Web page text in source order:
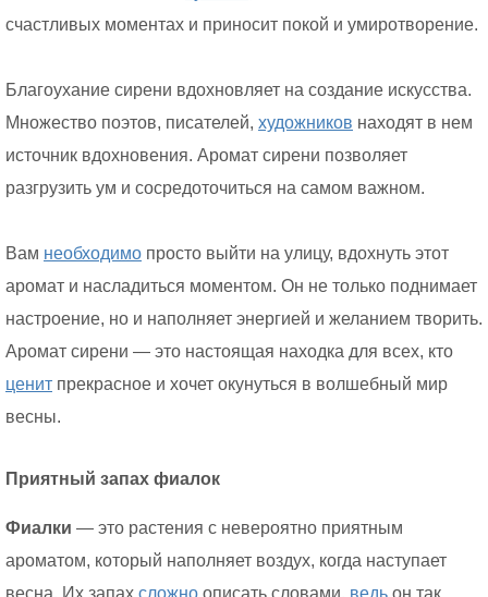
счастливых моментах и приносит покой и умиротворение.
Благоухание сирени вдохновляет на создание искусства.
Множество поэтов, писателей, художников находят в нем
источник вдохновения. Аромат сирени позволяет
разгрузить ум и сосредоточиться на самом важном.
Вам необходимо просто выйти на улицу, вдохнуть этот
аромат и насладиться моментом. Он не только поднимает
настроение, но и наполняет энергией и желанием творить.
Аромат сирени — это настоящая находка для всех, кто
ценит прекрасное и хочет окунуться в волшебный мир
весны.
Приятный запах фиалок
Фиалки — это растения с невероятно приятным
ароматом, который наполняет воздух, когда наступает
весна. Их запах сложно описать словами, ведь он так